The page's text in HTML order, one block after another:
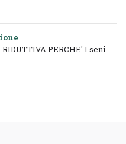
PERCHE' I seni